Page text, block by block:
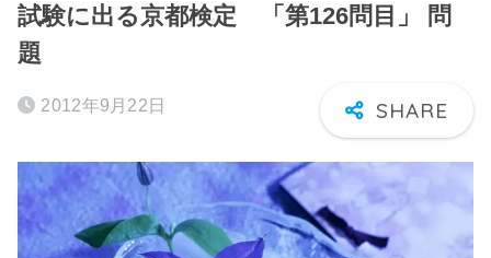
試験に出る京都検定 「第126問目」 問
題
2012年9月22日